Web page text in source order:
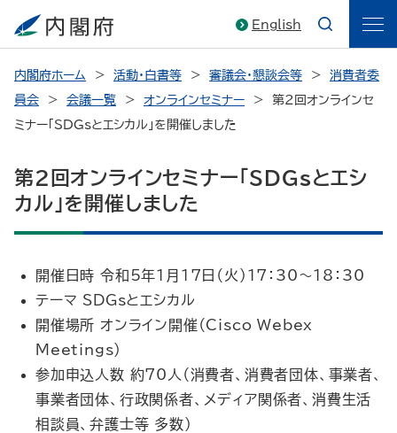
English
内閣府ホーム 活動・白書等 審議会・懇談会等
消費者委
員会
会議一覧 オンラインセミナー
第2回オンラインセ
ミナー「SDGsとエシカル」を開催しました
第2回オンラインセミナー「SDGsとエシ
カル」を開催しました
開催日時 令和5年1月17日（火）17：30～18：30
テーマ SDGsとエシカル
開催場所 オンライン開催（Cisco Webex
Meetings）
参加申込人数 約70人（消費者、消費者団体、事業者、
事業者団体、行政関係者、メディア関係者、消費生活
相談員、弁護士等 多数）